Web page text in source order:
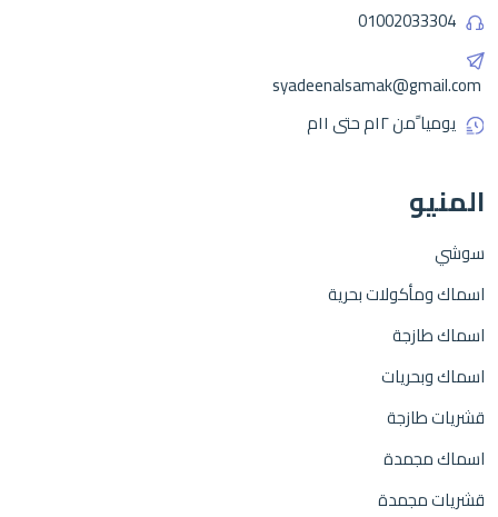
01002033304
syadeenalsamak@gmail.com
يوميا ًمن ١٢م حتى ١١م
المنيو
سوشي
اسماك ومأكولات بحرية
اسماك طازجة
اسماك وبحريات
قشريات طازجة
اسماك مجمدة
قشريات مجمدة